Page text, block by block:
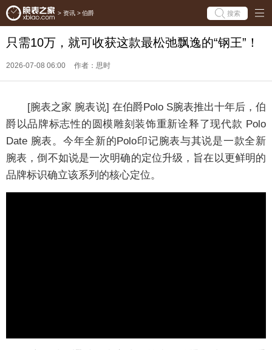
> 资讯 > 伯爵 搜索
只需10万，就可收获这款最松弛飘逸的“钢王”！
2026-07-08 06:00 作者：思时
[腕表之家 腕表说] 在伯爵Polo S腕表推出十年后，伯
爵以品牌标志性的圆模雕刻装饰重新诠释了现代款 Polo
Date 腕表。今年全新的Polo印记腕表与其说是一款全新
腕表，倒不如说是一次明确的定位升级，旨在以更鲜明的
品牌标识确立该系列的核心定位。